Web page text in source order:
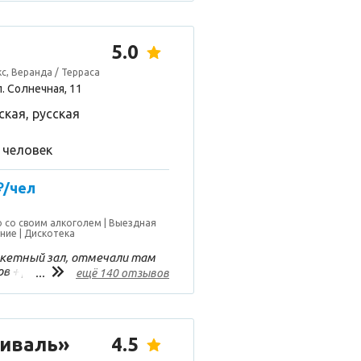
Веранда / Терраса
5.0
Солнечная, 11
русская
чел
своим алкоголем
Выездная
Дискотека
зал, отмечали там
+ родители, плюс
и хорошего качества.
... ещё 140 отзывов
4.5